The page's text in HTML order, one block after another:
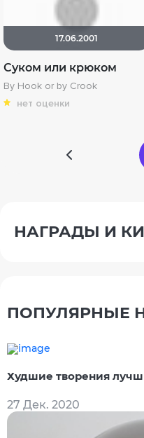
17.06.2001
Суком или крюком
By Hook or by Crook
нет оценки
НАГРАДЫ И
ПОПУЛЯРНЫЕ
Худшие творения
27 Дек. 2020